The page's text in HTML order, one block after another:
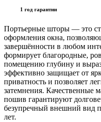
1 год гарантии
Портьерные шторы — это
оформления окна,
завершённости в любом
формирует благородные,
помещению глубину и
эффективно защищает от
приватность и позволяет
затемнения. Качественные
пошив гарантируют
безупречный внешний вид
лет.